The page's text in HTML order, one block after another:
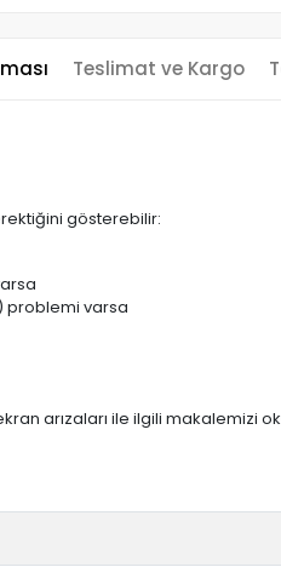
Teslimat ve Kargo
gösterebilir:
problemi varsa
arızaları ile ilgili